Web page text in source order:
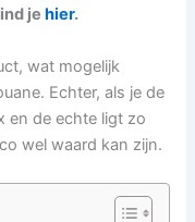
je hier.
wat mogelijk
Echter, als je de
en de echte ligt zo
wel waard kan zijn.